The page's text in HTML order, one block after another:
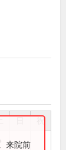
祝
来院前